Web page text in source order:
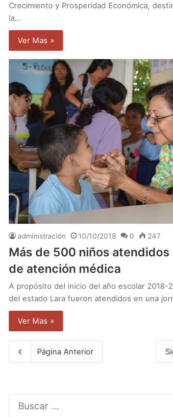
Crecimiento y Prosperidad Económica,
la…
Ver Mas »
administración 10/10/2018 0 247
Más de 500 niños atendidos
de atención médica
A propósito del inicio del año escolar 2018-
del estado Lara fueron atendidos en una
Ver Mas »
Página Anterior